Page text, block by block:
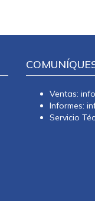
Ventas:
Informes:
Servicio